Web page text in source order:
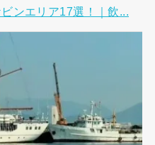
ンエリア17選！｜飲...